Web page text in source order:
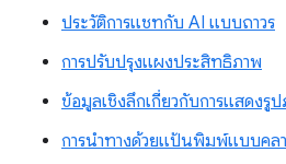
ประวัติการแชทกับ AI แบบถาวร
การปรับปรุงแผงประสิทธิภาพ
ข้อมูลเชิงลึกเกี่ยวกับการแสดงรู
การนำทางด้วยแป้นพิมพ์แบบค